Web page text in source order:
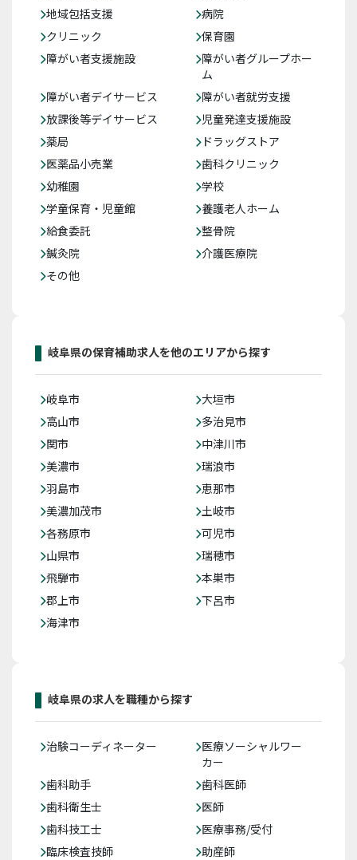
地域包括支援
病院
クリニック
保育園
障がい者支援施設
障がい者グループホー
ム
障がい者デイサービス
障がい者就労支援
放課後等デイサービス
児童発達支援施設
薬局
ドラッグストア
医薬品小売業
歯科クリニック
幼稚園
学校
学童保育・児童館
養護老人ホーム
給食委託
整骨院
鍼灸院
介護医療院
その他
岐阜県の保育補助求人を他のエリアから探す
岐阜市
大垣市
高山市
多治見市
関市
中津川市
美濃市
瑞浪市
羽島市
恵那市
美濃加茂市
土岐市
各務原市
可児市
山県市
瑞穂市
飛騨市
本巣市
郡上市
下呂市
海津市
岐阜県の求人を職種から探す
治験コーディネーター
医療ソーシャルワー
カー
歯科助手
歯科医師
歯科衛生士
医師
歯科技工士
医療事務/受付
臨床検査技師
助産師